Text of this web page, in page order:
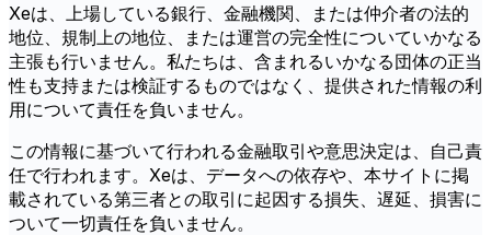
Xeは、上場している銀行、金融機関、または仲介者の法的
地位、規制上の地位、または運営の完全性についていかなる
主張も行いません。私たちは、含まれるいかなる団体の正当
性も支持または検証するものではなく、提供された情報の利
用について責任を負いません。
この情報に基づいて行われる金融取引や意思決定は、自己責
任で行われます。Xeは、データへの依存や、本サイトに掲
載されている第三者との取引に起因する損失、遅延、損害に
ついて一切責任を負いません。